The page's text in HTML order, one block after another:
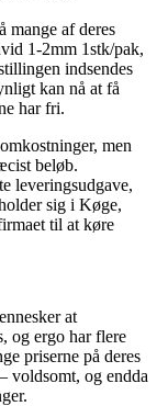
mange af deres
1-2mm 1stk/pak,
indsendes
kan nå at få
har fri.
men
beløb.
leveringsudgave,
sig i Køge,
til at køre
at
og ergo har flere
priserne på deres
voldsomt, og endda